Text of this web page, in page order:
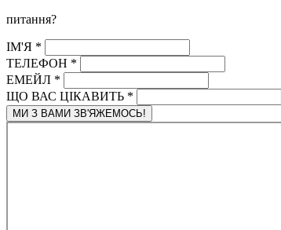
питання?
ІМ'Я *
ТЕЛЕФОН *
ЕМЕЙЛ *
ЩО ВАС ЦІКАВИТЬ *
МИ З ВАМИ ЗВ'ЯЖЕМОСЬ!